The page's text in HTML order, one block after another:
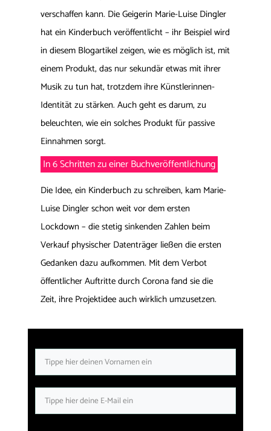
verschaffen kann. Die Geigerin Marie-Luise Dingler
hat ein Kinderbuch veröffentlicht – ihr Beispiel wird
in diesem Blogartikel zeigen, wie es möglich ist, mit
einem Produkt, das nur sekundär etwas mit ihrer
Musik zu tun hat, trotzdem ihre Künstlerinnen-
Identität zu stärken. Auch geht es darum, zu
beleuchten, wie ein solches Produkt für passive
Einnahmen sorgt.
In 6 Schritten zu einer Buchveröffentlichung
Die Idee, ein Kinderbuch zu schreiben, kam Marie-
Luise Dingler schon weit vor dem ersten
Lockdown – die stetig sinkenden Zahlen beim
Verkauf physischer Datenträger ließen die ersten
Gedanken dazu aufkommen. Mit dem Verbot
öffentlicher Auftritte durch Corona fand sie die
Zeit, ihre Projektidee auch wirklich umzusetzen.